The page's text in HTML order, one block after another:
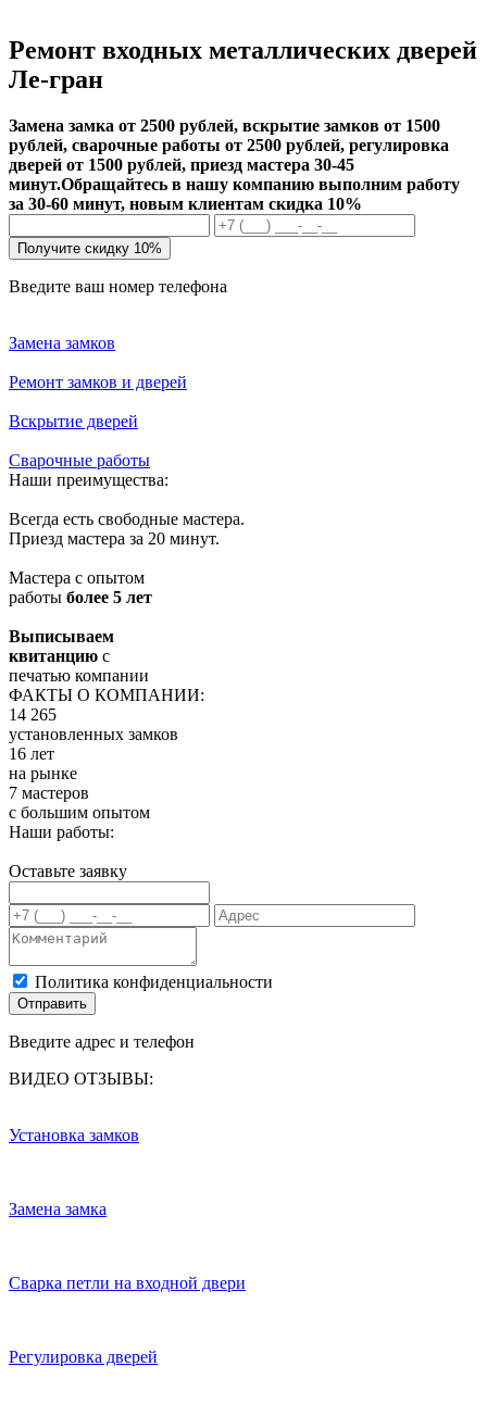
Ремонт входных металлических дверей
Ле-гран
Замена замка от 2500 рублей, вскрытие замков от 1500
рублей, сварочные работы от 2500 рублей, регулировка
дверей от 1500 рублей, приезд мастера 30-45
минут.Обращайтесь в нашу компанию выполним работу
за 30-60 минут, новым клиентам скидка 10%
Получите скидку 10%
Введите ваш номер телефона
Замена замков
Ремонт замков и дверей
Вскрытие дверей
Сварочные работы
Наши преимущества:
Всегда есть свободные мастера.
Приезд мастера за 20 минут.
Мастера с опытом
работы более 5 лет
Выписываем
квитанцию с
печатью компании
ФАКТЫ О КОМПАНИИ:
14 265
установленных замков
16 лет
на рынке
7 мастеров
с большим опытом
Наши работы:
Оставьте заявку
Политика конфиденциальности
Отправить
Введите адрес и телефон
ВИДЕО ОТЗЫВЫ:
Установка замков
Замена замка
Сварка петли на входной двери
Регулировка дверей